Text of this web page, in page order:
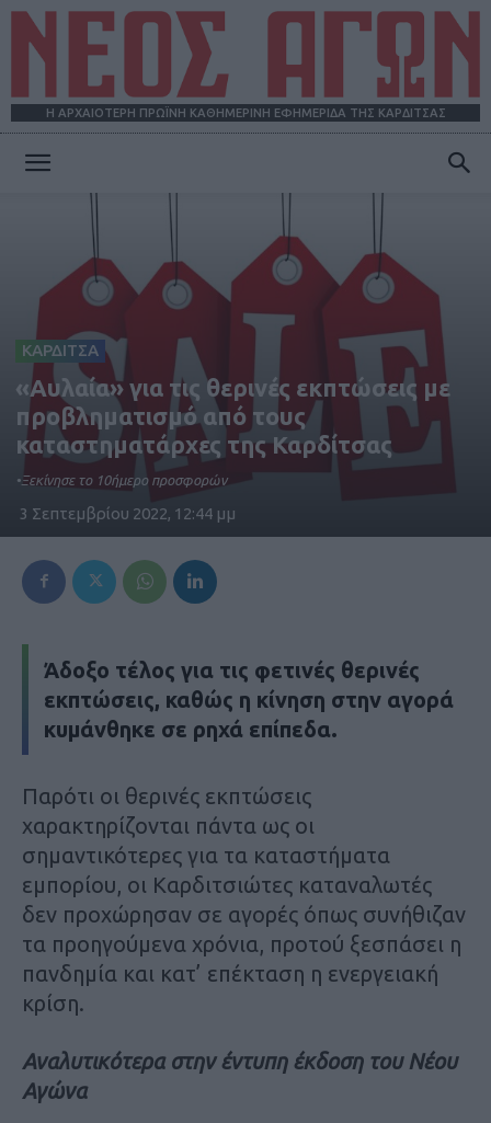
Η ΑΡΧΑΙΟΤΕΡΗ ΠΡΩΪΝΗ ΚΑΘΗΜΕΡΙΝΗ ΕΦΗΜΕΡΙΔΑ ΤΗΣ ΚΑΡΔΙΤΣΑΣ
ΑΓΩΝ
ΚΑΡΔΙΤΣΑ
«Αυλαία» για τις θερινές εκπτώσεις με
προβληματισμό από τους
καταστηματάρχες της Καρδίτσας
•Ξεκίνησε το 10ήμερο προσφορών
3 Σεπτεμβρίου 2022, 12:44 μμ
Άδοξο τέλος για τις φετινές θερινές
εκπτώσεις, καθώς η κίνηση στην αγορά
κυμάνθηκε σε ρηχά επίπεδα.
Παρότι οι θερινές εκπτώσεις
χαρακτηρίζονται πάντα ως οι
σημαντικότερες για τα καταστήματα
εμπορίου, οι Καρδιτσιώτες καταναλωτές
δεν προχώρησαν σε αγορές όπως συνήθιζαν
τα προηγούμενα χρόνια, προτού ξεσπάσει η
πανδημία και κατ’ επέκταση η ενεργειακή
κρίση.
Αναλυτικότερα στην έντυπη έκδοση του Νέου
Αγώνα